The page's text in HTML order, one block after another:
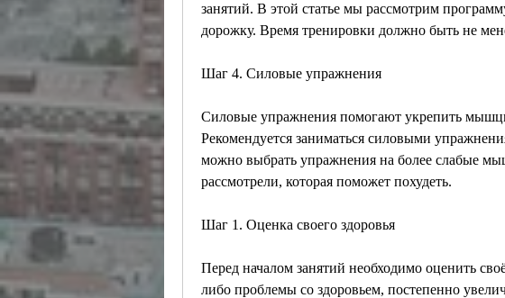
занятий. В этой статье мы рассмотрим
дорожку. Время тренировки должно быть не
Шаг 4. Силовые упражнения
Силовые упражнения помогают укрепить
Рекомендуется заниматься силовыми
можно выбрать упражнения на более слабые
рассмотрели, которая поможет похудеть.
Шаг 1. Оценка своего здоровья
Перед началом занятий необходимо оценить
либо проблемы со здоровьем, постепенно